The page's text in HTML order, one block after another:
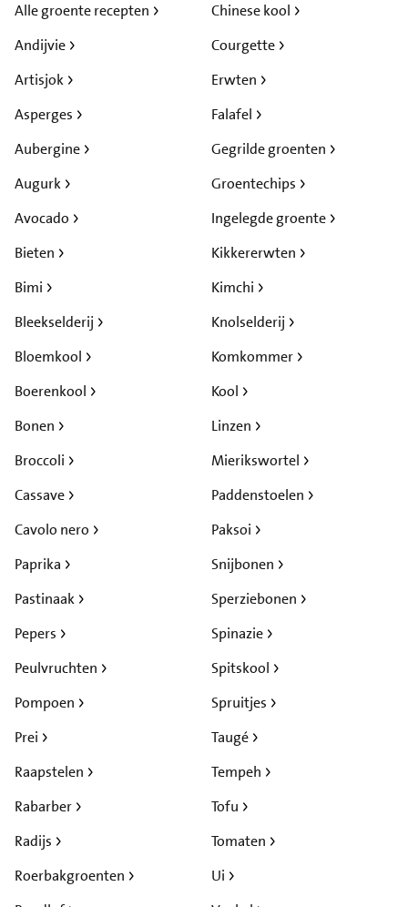
Alle groente recepten
Andijvie
Artisjok
Asperges
Aubergine
Augurk
Avocado
Bieten
Bimi
Bleekselderij
Bloemkool
Boerenkool
Bonen
Broccoli
Cassave
Cavolo nero
Chinese kool
Courgette
Erwten
Falafel
Gegrilde groenten
Groentechips
Ingelegde groente
Kikkererwten
Kimchi
Knolselderij
Komkommer
Kool
Linzen
Mierikswortel
Paddenstoelen
Paksoi
Paprika
Pastinaak
Pepers
Peulvruchten
Pompoen
Prei
Raapstelen
Rabarber
Radijs
Roerbakgroenten
Snijbonen
Sperziebonen
Spinazie
Spitskool
Spruitjes
Taugé
Tempeh
Tofu
Tomaten
Ui